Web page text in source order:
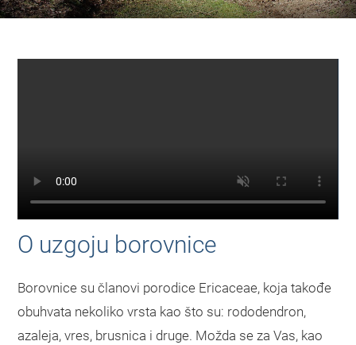
O uzgoju borovnice
Borovnice su članovi porodice Ericaceae, koja takođe
obuhvata nekoliko vrsta kao što su: rododendron,
azaleja, vres, brusnica i druge. Možda se za Vas, kao